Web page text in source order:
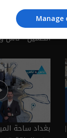
كربلاء: كرم
٨٧ |
Manage